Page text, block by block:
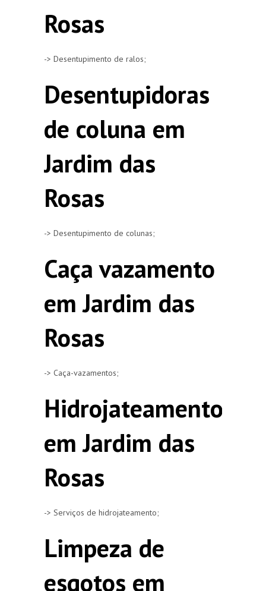
Rosas
-> Desentupimento de ralos;
Desentupidoras
de coluna em
Jardim das
Rosas
-> Desentupimento de colunas;
Caça vazamento
em Jardim das
Rosas
-> Caça-vazamentos;
Hidrojateamento
em Jardim das
Rosas
-> Serviços de hidrojateamento;
Limpeza de
esgotos em